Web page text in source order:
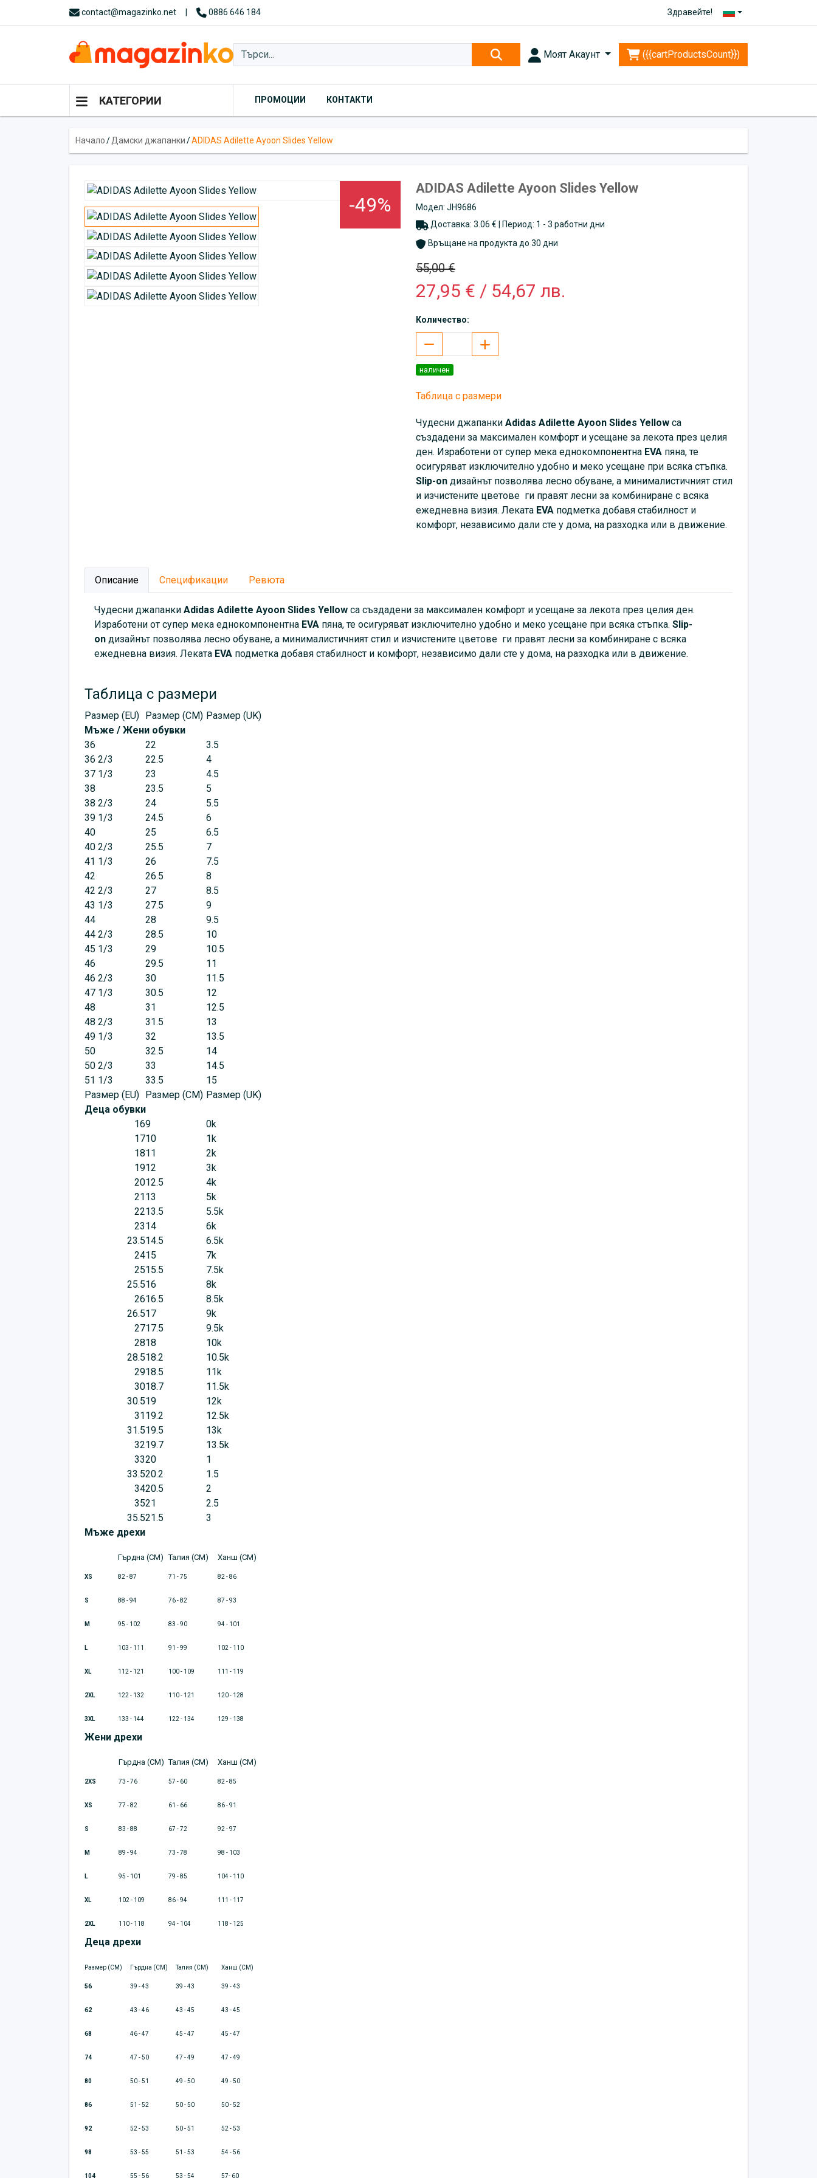
contact@magazinko.net 0886 646 184 Здравейте!
Моят Акаунт ({{cartProductsCount}})
КАТЕГОРИИ ПРОМОЦИИ КОНТАКТИ
Начало/Дамски джапанки/ADIDAS Adilette Ayoon Slides Yellow
-49%
ADIDAS Adilette Ayoon Slides Yellow
Модел: JH9686
Доставка: 3.06 € | Период: 1 - 3 работни дни
Връщане на продукта до 30 дни
55,00 €
27,95 € / 54,67 лв.
Количество:
наличен
Таблица с размери
Чудесни джапанки Аdidas Adilette Ayoon Slides Yellow са
създадени за максимален комфорт и усещане за лекота през целия
ден. Изработени от супер мека еднокомпонентна EVA пяна, те
осигуряват изключително удобно и меко усещане при всяка стъпка.
Slip-on дизайнът позволява лесно обуване, а минималистичният стил
и изчистените цветове ги правят лесни за комбиниране с всяка
ежедневна визия. Леката EVA подметка добавя стабилност и
комфорт, независимо дали сте у дома, на разходка или в движение.
Описание Спецификации Ревюта
Чудесни джапанки Аdidas Adilette Ayoon Slides Yellow са създадени за максимален комфорт и усещане за лекота през целия ден.
Изработени от супер мека еднокомпонентна EVA пяна, те осигуряват изключително удобно и меко усещане при всяка стъпка. Slip-
on дизайнът позволява лесно обуване, а минималистичният стил и изчистените цветове ги правят лесни за комбиниране с всяка
ежедневна визия. Леката EVA подметка добавя стабилност и комфорт, независимо дали сте у дома, на разходка или в движение.
Таблица с размери
Размер (EU) Размер (CM) Размер (UK)
Мъже / Жени обувки
36
22
3.5
36 2/3
22.5
4
37 1/3
23
4.5
38
23.5
5
38 2/3
24
5.5
39 1/3
24.5
6
40
25
6.5
40 2/3
25.5
7
41 1/3
26
7.5
42
26.5
8
42 2/3
27
8.5
43 1/3
27.5
9
44
28
9.5
44 2/3
28.5
10
45 1/3
29
10.5
46
29.5
11
46 2/3
30
11.5
47 1/3
30.5
12
48
31
12.5
48 2/3
31.5
13
49 1/3
32
13.5
50
32.5
14
50 2/3
33
14.5
51 1/3
33.5
15
Размер (EU)
Размер (CM) Размер (UK)
Деца обувки
169
0k
1710
1k
1811
2k
1912
3k
2012.5
4k
21 13
5k
2213.5
5.5k
2314
6k
23.514.5
6.5k
2415
7k
2515.5
7.5k
25.516
8k
2616.5
8.5k
26.517
9k
2717.5
9.5k
2818
10k
28.518.2
10.5k
2918.5
11k
3018.7
11.5k
30.519
12k
31 19.2
12.5k
31.519.5
13k
3219.7
13.5k
3320
1
33.520.2
1.5
3420.5
2
3521
2.5
35.521.5
3
Мъже дрехи
Гърдна (CM) Талия (CM) Ханш (CM)
XS 82 - 87 71 - 75 82 - 86
S 88 - 94 76 - 82 87 - 93
M 95 - 102 83 - 90 94 - 101
L 103 - 111 91 - 99 102 - 110
XL 112 - 121 100 - 109 111 - 119
2XL 122 - 132 110 - 121 120 - 128
3XL 133 - 144 122 - 134 129 - 138
Жени дрехи
Гърдна (CM) Талия (CM) Ханш (CM)
2XS 73 - 76 57 - 60 82 - 85
XS 77 - 82 61 - 66 86 - 91
S 83 - 88 67 - 72 92 - 97
M 89 - 94 73 - 78 98 - 103
L 95 - 101 79 - 85 104 - 110
XL 102 - 109 86 - 94 111 - 117
2XL 110 - 118 94 - 104 118 - 125
Деца дрехи
Размер (CM) Гърдна (CM) Талия (CM) Ханш (CM)
56 39 - 43 39 - 43 39 - 43
62 43 - 46 43 - 45 43 - 45
68 46 - 47 45 - 47 45 - 47
74 47 - 50 47 - 49 47 - 49
80 50 - 51 49 - 50 49 - 50
86 51 - 52 50 - 50 50 - 52
92 52 - 53 50 - 51 52 - 53
98 53 - 55 51 - 53 54 - 56
104 55 - 56 53 - 54 57- 60